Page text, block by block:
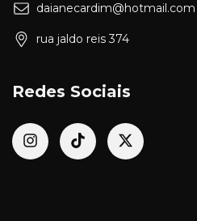
daianecardim@hotmail.com
rua jaldo reis 374
Redes Sociais